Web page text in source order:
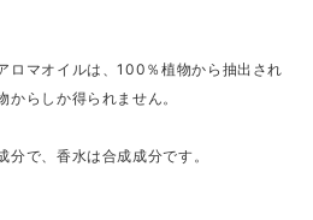
ロマオイルは、100％植物から抽出され
らしか得られません。
で、香水は合成成分です。